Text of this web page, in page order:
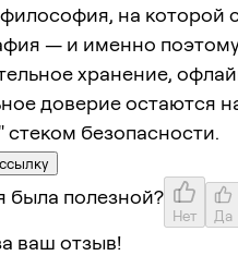
на которой
— и именно
хранение,
доверие остаются
безопасности.
была полезной?
Нет Да
ваш отзыв!